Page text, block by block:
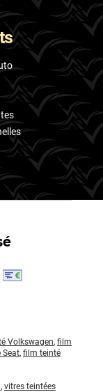
Volkswagen, film
Seat, film teinté
, vitres teintées